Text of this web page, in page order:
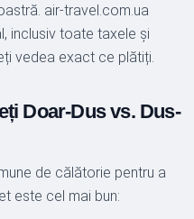
air-travel.com.ua
inclusiv toate taxele și
vedea exact ce plătiți.
Doar-Dus vs. Dus-
de călătorie pentru a
este cel mai bun: